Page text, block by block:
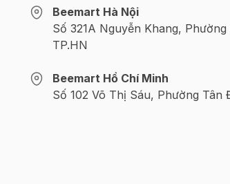
Beemart Hà Nội
Số 321A Nguyễn Khang, Phường
TP.HN
Beemart Hồ Chí Minh
Số 102 Võ Thị Sáu, Phường Tân